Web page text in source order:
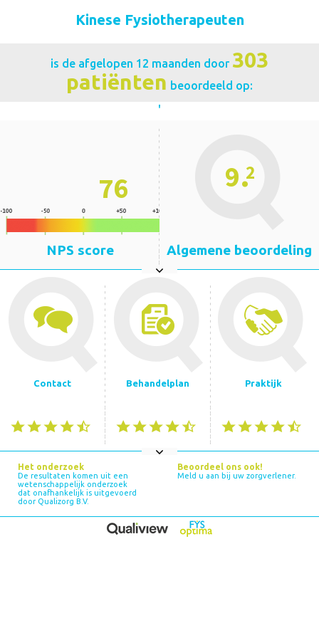
Kinese Fysiotherapeuten
is de afgelopen 12 maanden door 303
patiënten beoordeeld op:
'
76
NPS score
9.2
Algemene beoordeling
Contact Behandelplan Praktijk
Het onderzoek
De resultaten komen uit een
wetenschappelijk onderzoek
dat onafhankelijk is uitgevoerd
door Qualizorg B.V.
Beoordeel ons ook!
Meld u aan bij uw zorgverlener.